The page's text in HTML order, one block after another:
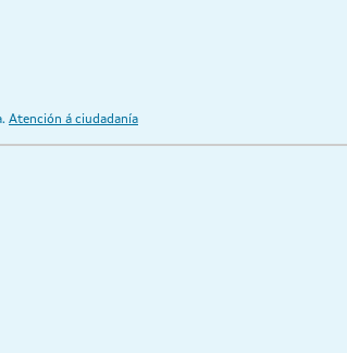
Atención á ciudadanía